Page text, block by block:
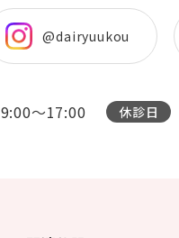
@dairyuukou
9:00～17:00 休診日